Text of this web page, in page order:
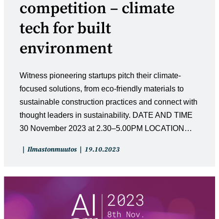
competition – climate
tech for built
environment
Witness pioneering startups pitch their climate-
focused solutions, from eco-friendly materials to
sustainable construction practices and connect with
thought leaders in sustainability. DATE AND TIME
30 November 2023 at 2.30–5.00PM LOCATION…
Artikkelin
Ilmastonmuutos
Artikkeli
19.10.2023